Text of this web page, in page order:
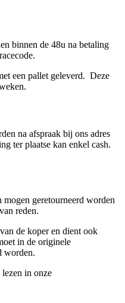
binnen de 48u na betaling
een pallet geleverd. Deze
na afspraak bij ons adres
ter plaatse kan enkel cash.
mogen geretourneerd worden
reden.
de koper en dient ook
in de originele
worden.
in onze